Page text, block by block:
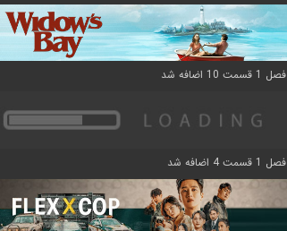
فصل 1 قسمت 10 اضافه شد
فصل 1 قسمت 4 اضافه شد